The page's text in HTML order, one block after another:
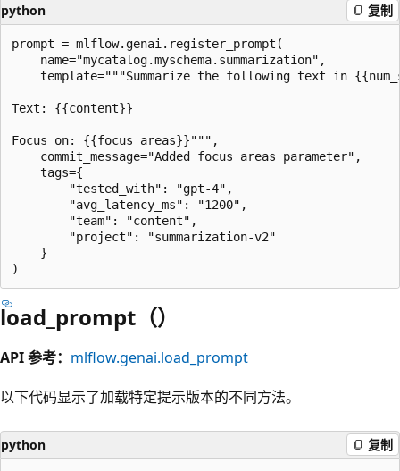
python 复制
prompt = mlflow.genai.register_prompt(
    name="mycatalog.myschema.summarization",
template="""Summarize the following text in
Text: {{content}}
Focus on: {{focus_areas}}""",
    commit_message="Added focus areas parameter",
    tags={
        "tested_with": "gpt-4",
        "avg_latency_ms": "1200",
        "team": "content",
        "project": "summarization-v2"
    }
load_prompt（）
API 参考： mlflow.genai.load_prompt
以下代码显示了加载特定提示版本的不同方法。
python 复制